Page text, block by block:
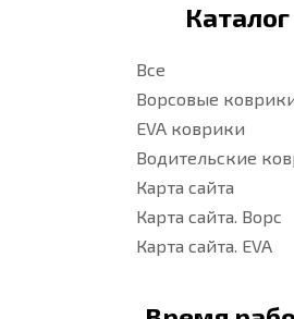
Каталог
Все
Ворсовые
EVA коврики
Водительские
Карта сайта
Карта сайта. Ворс
Карта сайта. EVA